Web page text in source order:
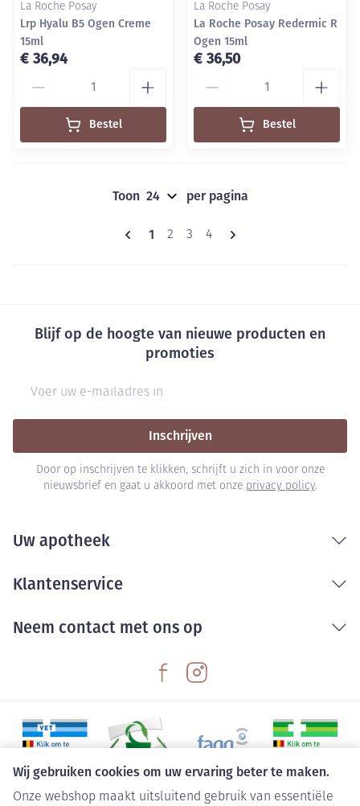
Wij gebruiken cookies om uw ervaring beter te maken.
Onze webshop maakt uitsluitend gebruik van essentiële
La Roche Posay
Lrp Hyalu B5 Ogen Creme
15ml
€ 36,94
Bestel
La Roche Posay
La Roche Posay Redermic R
Ogen 15ml
€ 36,50
Bestel
Pagina's
U lees momenteel pagina
1 Pagina
2 Pagina
3 Pagina
4
Toon per pagina
Blijf op de hoogte van nieuwe producten en
promoties
Inschrijven
Door op inschrijven te klikken, schrijft u zich in voor onze
nieuwsbrief en gaat u akkoord met onze privacy policy.
Uw apotheek
Klantenservice
Neem contact met ons op
Juridische links